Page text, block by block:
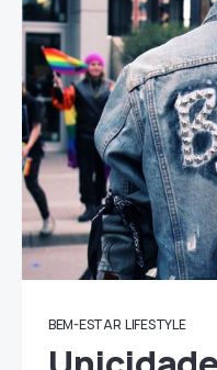
BEM-ESTAR LIFESTYLE